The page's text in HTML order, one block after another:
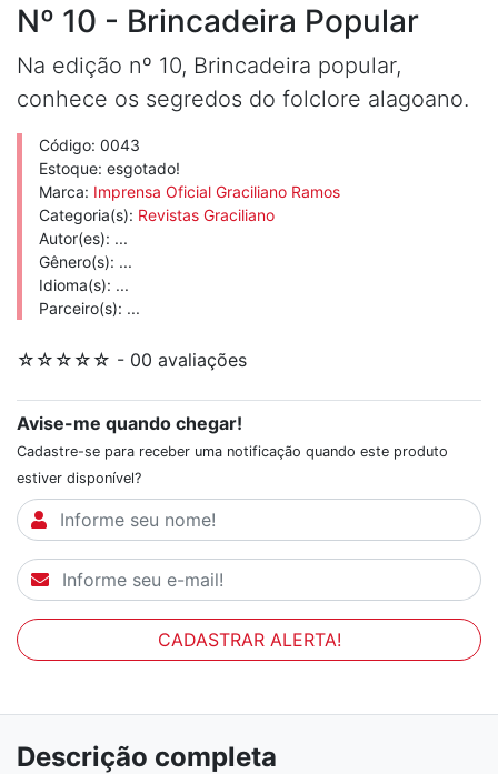
Nº 10 - Brincadeira Popular
Na edição nº 10, Brincadeira popular,
conhece os segredos do folclore alagoano.
Código: 0043
Estoque: esgotado!
Marca: Imprensa Oficial Graciliano Ramos
Categoria(s): Revistas Graciliano
Autor(es): ...
Gênero(s): ...
Idioma(s): ...
Parceiro(s): ...
☆☆☆☆☆ - 00 avaliações
Avise-me quando chegar!
Cadastre-se para receber uma notificação quando este produto
estiver disponível?
CADASTRAR ALERTA!
Descrição completa